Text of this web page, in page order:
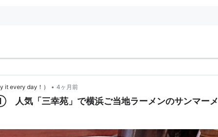
it every day！） • 4ヶ月前
人気「三幸苑」で横浜ご当地ラーメンのサンマーメ